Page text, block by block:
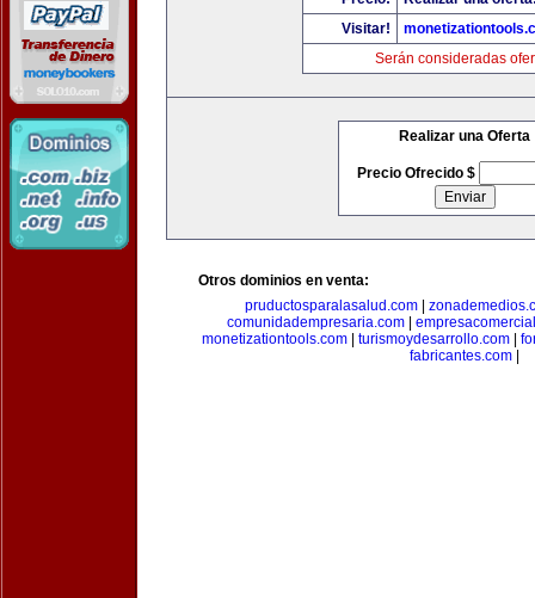
Visitar!
Serán consideradas
Realizar una Oferta
Precio Ofrecido $
Otros dominios en venta:
pruductosparalasalud.com|
comunidadempresaria.com
monetizationtools.com| turismoydesarrollo.com|
fabricantes.com